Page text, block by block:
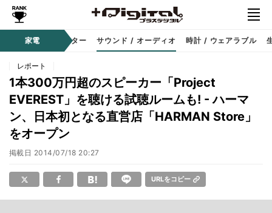
家電プロジェクター サウンド / オーディオ 時計 / ウェアラブル
レポート
1本300万円超のスピーカー「Project
EVEREST」を聴ける試聴ルームも! - ハーマ
ン、日本初となる直営店「HARMAN Store」
をオープン
掲載日 2014/07/18 20:27
URLをコピー